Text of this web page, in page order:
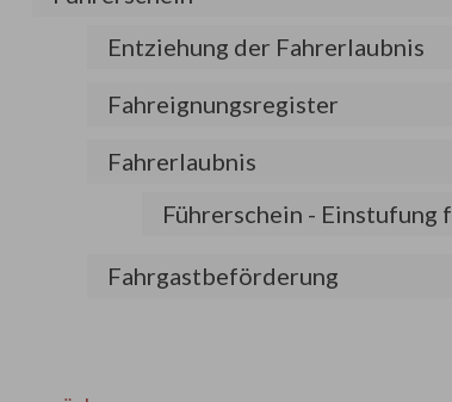
Entziehung der Fahrerlaubnis
Fahreignungsregister
Fahrerlaubnis
Führerschein - Einstufung
Fahrgastbeförderung